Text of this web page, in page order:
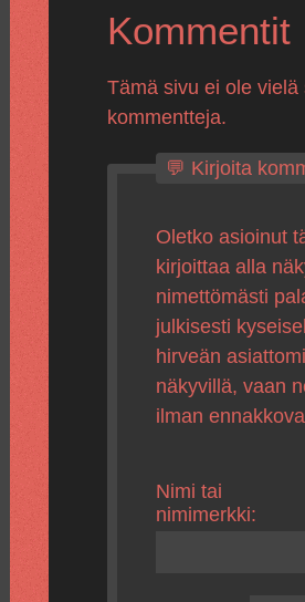
Kommentit
Tämä sivu ei ole vielä
kommentteja.
💬 Kirjoita
Oletko asioinut
kirjoittaa alla
nimettömästi
julkisesti
hirveän
näkyvillä, vaan
ilman
Nimi tai
nimimerkki: